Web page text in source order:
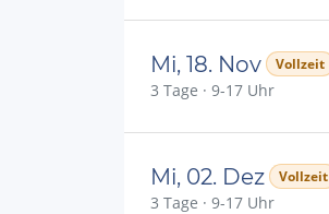
Mi, 18. Nov Vollzeit
3 Tage · 9-17 Uhr
Mi, 02. Dez Vollzeit
3 Tage · 9-17 Uhr